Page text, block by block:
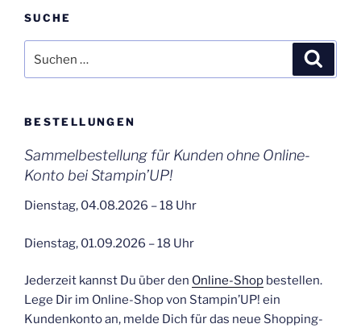
SUCHE
nach:
BESTELLUNGEN
Sammelbestellung für Kunden ohne Online-
Konto bei Stampin’UP!
Dienstag, 04.08.2026 – 18 Uhr
Dienstag, 01.09.2026 – 18 Uhr
Jederzeit kannst Du über den Online-Shop bestellen.
Lege Dir im Online-Shop von Stampin’UP! ein
Kundenkonto an, melde Dich für das neue Shopping-